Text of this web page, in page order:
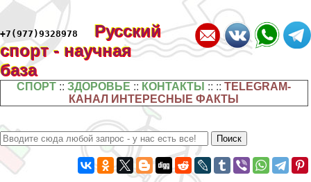
+7(977)9328978
Русский
спорт - научная
база
СПОРТ ::ЗДОРОВЬЕ :: КОНТАКТЫ :: ::TELEGRAM-
КАНАЛ ИНТЕРЕСНЫЕ ФАКТЫ